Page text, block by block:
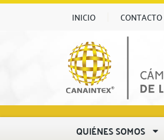
INICIO CONTACTO
QUIÉNES SOMOS